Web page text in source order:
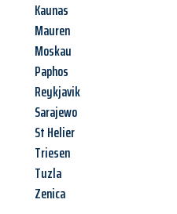
Kaunas
Mauren
Moskau
Paphos
Reykjavik
Sarajewo
St Helier
Triesen
Tuzla
Zenica